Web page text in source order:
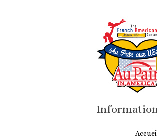
Accueil